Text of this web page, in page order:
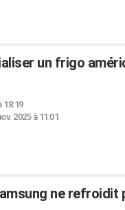
un frigo
18:19
2025 à 11:01
ne refroidit